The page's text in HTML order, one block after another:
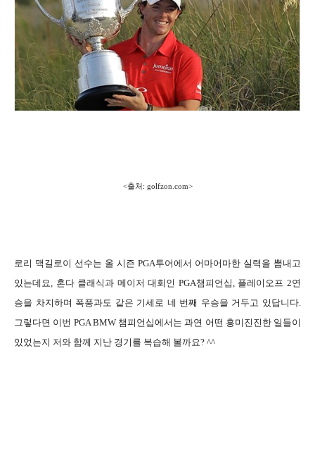
<출처: golfzon.com>
로리 맥길로이 선수는 올 시즌 PGA투어에서 어마어마한 실력을 뽐내고
있는데요, 혼다 클래식과 메이저 대회인 PGA챔피언십, 플레이오프 2연
승을 차지하며 폭풍과도 같은 기세로 네 번째 우승을 거두고 있답니다.
그렇다면 이번 PGA BMW 챔피언십에서는 과연 어떤 흥미진진한 일들이
있었는지 저와 함께 지난 경기를 복습해 볼까요? ^^